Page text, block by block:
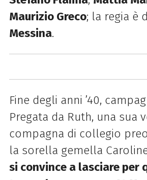
Maurizio Greco; la regia è
Messina.
Fine degli anni ’40,
Pregata da Ruth, una sua
compagna di collegio
la sorella gemella
si convince a lasciare per